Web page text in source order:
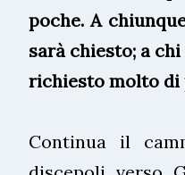
poche. A
sarà chiesto; a
richiesto molto di
Continua il